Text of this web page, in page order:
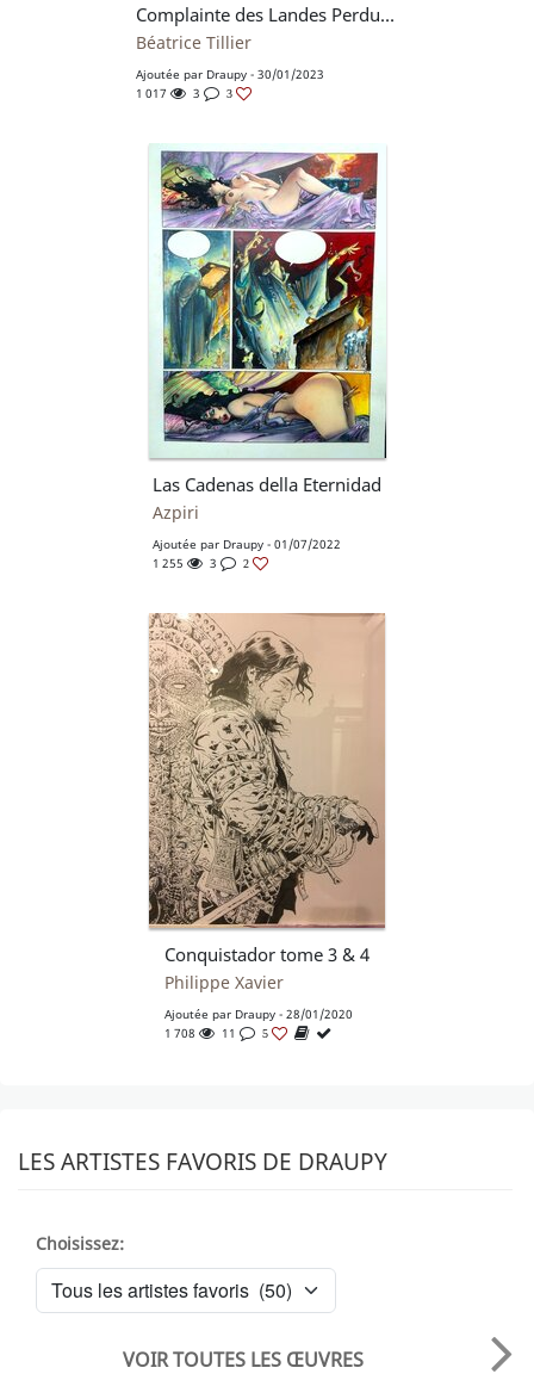
Complainte des Landes Perdues-Les sorcieres-Tome 3
Béatrice Tillier
Ajoutée par Draupy - 30/01/2023
1 017
3 3
Las Cadenas della Eternidad
Azpiri
Ajoutée par Draupy - 01/07/2022
1 255
3 2
Conquistador tome 3 & 4
Philippe Xavier
Ajoutée par Draupy - 28/01/2020
1 708
11 5
LES ARTISTES FAVORIS DE DRAUPY
Choisissez:
VOIR TOUTES LES ŒUVRES